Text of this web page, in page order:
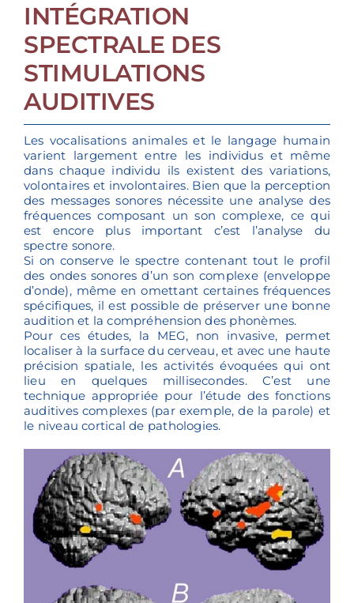
INTÉGRATION
SPECTRALE DES
STIMULATIONS
AUDITIVES
Les vocalisations animales et le langage humain
varient largement entre les individus et même
dans chaque individu ils existent des variations,
volontaires et involontaires. Bien que la perception
des messages sonores nécessite une analyse des
fréquences composant un son complexe, ce qui
est encore plus important c’est l’analyse du
spectre sonore.
Si on conserve le spectre contenant tout le profil
des ondes sonores d’un son complexe (enveloppe
d’onde), même en omettant certaines fréquences
spécifiques, il est possible de préserver une bonne
audition et la compréhension des phonèmes.
Pour ces études, la MEG, non invasive, permet
localiser à la surface du cerveau, et avec une haute
précision spatiale, les activités évoquées qui ont
lieu en quelques millisecondes. C’est une
technique appropriée pour l’étude des fonctions
auditives complexes (par exemple, de la parole) et
le niveau cortical de pathologies.